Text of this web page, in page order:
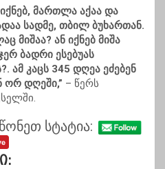
მართლა აქაა და
სადმე, თბილ ბუხართან.
მიშაა? ან იქნებ მიშა
ბადრი ესებუას
ამ კაცს 345 დღეა ეძებენ
ორ დღეში,” – წერს
სტატია: